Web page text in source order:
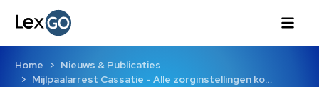
Home
Nieuws & Publicaties
Mijlpaalarrest Cassatie - Alle zorginstellingen ko…